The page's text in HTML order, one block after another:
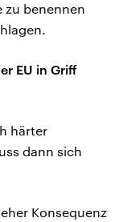
zu benennen
EU in Griff
härter
dann sich
Konsequenz